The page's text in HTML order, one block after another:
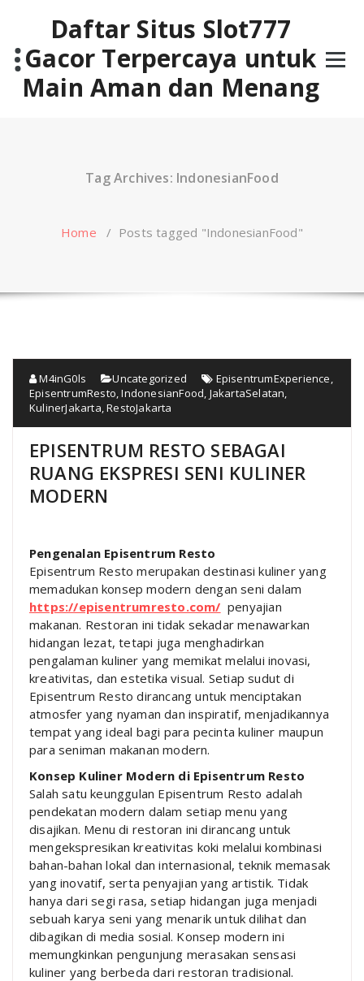
Daftar Situs Slot777
Gacor Terpercaya untuk
Main Aman dan Menang
Tag Archives: IndonesianFood
Home / Posts tagged "IndonesianFood"
M4inG0ls Uncategorized EpisentrumExperience
EpisentrumResto ,IndonesianFood JakartaSelatan
KulinerJakarta ,RestoJakarta
EPISENTRUM RESTO SEBAGAI
RUANG EKSPRESI SENI KULINER
MODERN
Pengenalan Episentrum Resto
Episentrum Resto merupakan destinasi kuliner yang
memadukan konsep modern dengan seni dalam
https://episentrumresto.com/ penyajian
makanan. Restoran ini tidak sekadar menawarkan
hidangan lezat, tetapi juga menghadirkan
pengalaman kuliner yang memikat melalui inovasi,
kreativitas, dan estetika visual. Setiap sudut di
Episentrum Resto dirancang untuk menciptakan
atmosfer yang nyaman dan inspiratif, menjadikannya
tempat yang ideal bagi para pecinta kuliner maupun
para seniman makanan modern.
Konsep Kuliner Modern di Episentrum Resto
Salah satu keunggulan Episentrum Resto adalah
pendekatan modern dalam setiap menu yang
disajikan. Menu di restoran ini dirancang untuk
mengekspresikan kreativitas koki melalui kombinasi
bahan-bahan lokal dan internasional, teknik memasak
yang inovatif, serta penyajian yang artistik. Tidak
hanya dari segi rasa, setiap hidangan juga menjadi
sebuah karya seni yang menarik untuk dilihat dan
dibagikan di media sosial. Konsep modern ini
memungkinkan pengunjung merasakan sensasi
kuliner yang berbeda dari restoran tradisional.